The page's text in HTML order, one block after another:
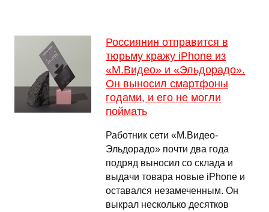
Россиянин отправится в
тюрьму кражу iPhone из
«М.Видео» и «Эльдорадо».
Он выносил смартфоны
годами, и его не могли
поймать
Работник сети «М.Видео-
Эльдорадо» почти два года
подряд выносил со склада и
выдачи товара новые iPhone и
оставался незамеченным. Он
выкрал несколько десятков